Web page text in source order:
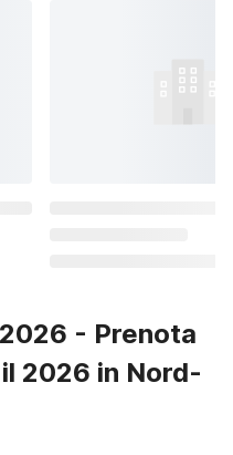
- Prenota
2026 in Nord-